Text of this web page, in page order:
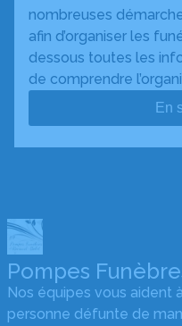
nombreuses
afin d’organiser les
dessous toutes les
de comprendre
En
Pompes
Nos équipes vous aident
personne défunte de